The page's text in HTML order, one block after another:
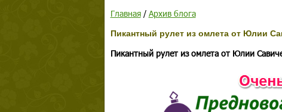
Главная/ Архив блога
Пикантный рулет из омлета от Юлии
Пикантный рулет из омлета от Юлии